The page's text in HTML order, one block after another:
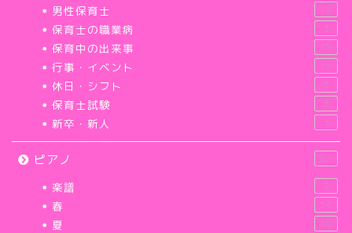
男性保育士 12
保育士の職業病 3
保育中の出来事 15
行事・イベント 15
休日・シフト 6
保育士試験 3
新卒・新人 3
ピアノ 82
楽譜 2
春 14
夏 10